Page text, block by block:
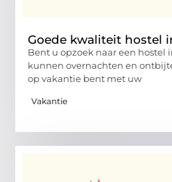
Goede kwaliteit hostel
Bent u opzoek naar een hostel
kunnen overnachten en
op vakantie bent met uw
Vakantie